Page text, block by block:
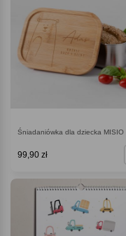
Śniadaniówka dla dziecka MISIO
99,90 zł